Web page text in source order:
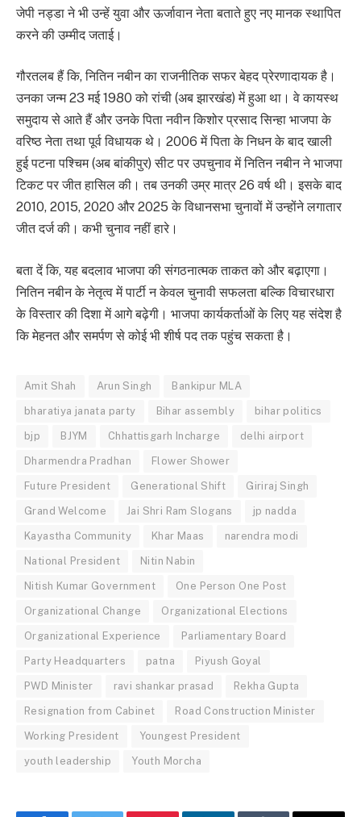
जेपी नड्डा ने भी उन्हें युवा और ऊर्जावान नेता बताते हुए नए मानक स्थापित
करने की उम्मीद जताई।
गौरतलब हैं कि, नितिन नबीन का राजनीतिक सफर बेहद प्रेरणादायक है।
उनका जन्म 23 मई 1980 को रांची (अब झारखंड) में हुआ था। वे कायस्थ
समुदाय से आते हैं और उनके पिता नवीन किशोर प्रसाद सिन्हा भाजपा के
वरिष्ठ नेता तथा पूर्व विधायक थे। 2006 में पिता के निधन के बाद खाली
हुई पटना पश्चिम (अब बांकीपुर) सीट पर उपचुनाव में नितिन नबीन ने भाजपा
टिकट पर जीत हासिल की। तब उनकी उम्र मात्र 26 वर्ष थी। इसके बाद
2010, 2015, 2020 और 2025 के विधानसभा चुनावों में उन्होंने लगातार
जीत दर्ज की। कभी चुनाव नहीं हारे।
बता दें कि, यह बदलाव भाजपा की संगठनात्मक ताकत को और बढ़ाएगा।
नितिन नबीन के नेतृत्व में पार्टी न केवल चुनावी सफलता बल्कि विचारधारा
के विस्तार की दिशा में आगे बढ़ेगी। भाजपा कार्यकर्ताओं के लिए यह संदेश है
कि मेहनत और समर्पण से कोई भी शीर्ष पद तक पहुंच सकता है।
Amit Shah Arun Singh Bankipur MLA
bharatiya janata party Bihar assembly bihar politics
bjp BJYM Chhattisgarh Incharge delhi airport
Dharmendra Pradhan Flower Shower
Future President Generational Shift Giriraj Singh
Grand Welcome Jai Shri Ram Slogans jp nadda
Kayastha Community Khar Maas narendra modi
National President Nitin Nabin
Nitish Kumar Government One Person One Post
Organizational Change Organizational Elections
Organizational Experience Parliamentary Board
Party Headquarters patna Piyush Goyal
PWD Minister ravi shankar prasad Rekha Gupta
Resignation from Cabinet Road Construction Minister
Working President Youngest President
youth leadership Youth Morcha